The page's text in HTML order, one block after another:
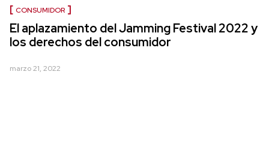
CONSUMIDOR
El aplazamiento del Jamming Festival 2022 y
los derechos del consumidor
marzo 21, 2022